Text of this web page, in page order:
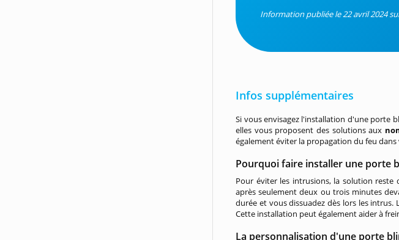
Information publiée le 22 avril 2024
Infos supplémentaires
Si vous envisagez l'installation d'une porte
elles vous proposent des solutions aux
également éviter la propagation du feu
Pourquoi faire installer une porte
Pour éviter les intrusions, la solution reste
après seulement deux ou trois minutes
durée et vous dissuadez dès lors les
Cette installation peut également aider à
La personnalisation d'une porte